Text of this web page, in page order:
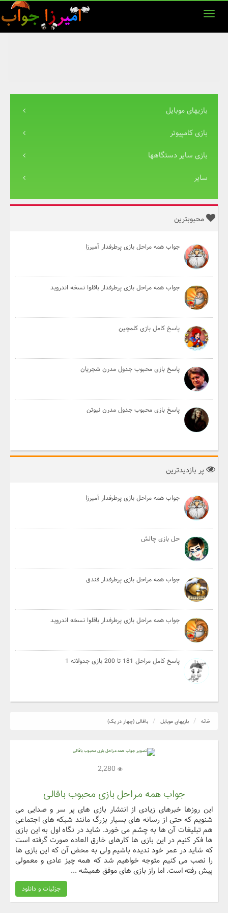
بازیهای موبایل
بازی کامپیوتر
بازی سایر دستگاهها
سایر
محبوبترین
جواب همه مراحل بازی پرطرفدار آمیرزا
جواب همه مراحل بازی پرطرفدار باقلوا نسخه اندروید
پاسخ کامل بازی کلمچین
پاسخ بازی محبوب جدول مدرن شجریان
پاسخ بازی محبوب جدول مدرن نیوتن
پر بازدیدترین
جواب همه مراحل بازی پرطرفدار آمیرزا
حل بازی چالش
جواب همه مراحل بازی پرطرفدار فندق
جواب همه مراحل بازی پرطرفدار باقلوا نسخه اندروید
پاسخ کامل مراحل 181 تا 200 بازی جدولانه 1
خانه بازیهای موبایل باقالی (چهار در یک)
جواب همه مراحل بازی محبوب باقالی
این روزها خبرهای زیادی از انتشار بازی های پر سر و صدایی می
شنویم که حتی از رسانه های بسیار بزرگ مانند شبکه های اجتماعی
هم تبلیغات آن ها به چشم می خورد. شاید در نگاه اول به این بازی
ها فکر کنیم در این بازی ها کارهای خارق العاده صورت گرفته است
که شاید در عمر خود ندیده باشیم ولی به محض آن که این بازی ها
را نصب می کنیم متوجه خواهیم شد که همه چیز عادی و معمولی
پیش رفته است. اما راز بازی های موفق همیشه ...
جزئیات و دانلود